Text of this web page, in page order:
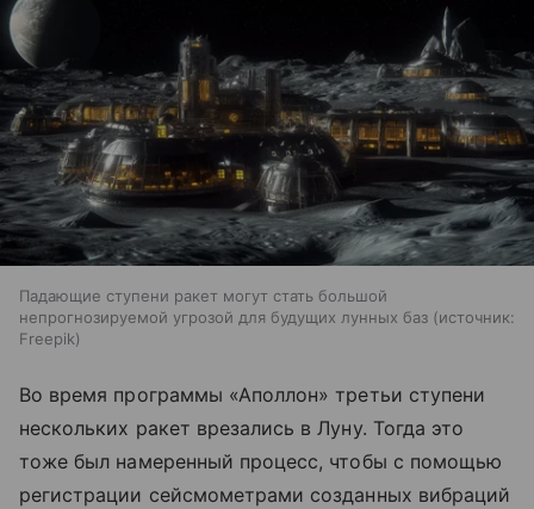
Падающие ступени ракет могут стать большой
непрогнозируемой угрозой для будущих лунных баз
источник:
Freepik
Во время программы «Аполлон» третьи ступени
нескольких ракет врезались в Луну. Тогда это
тоже был намеренный процесс, чтобы с помощью
регистрации сейсмометрами созданных вибраций